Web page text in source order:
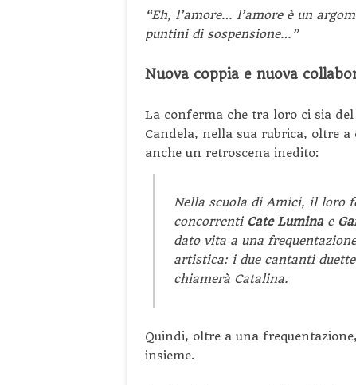
“Eh, l’amore… l’amore è un
puntini di sospensione…”
Nuova coppia e nuova
La conferma che tra loro ci sia
Candela, nella sua rubrica, oltre
anche un retroscena inedito:
Nella scuola di Amici, il loro
concorrenti Cate Luminae
dato vita a una
artistica: i due cantanti
chiamerà Catalina.
Quindi, oltre a una
insieme.